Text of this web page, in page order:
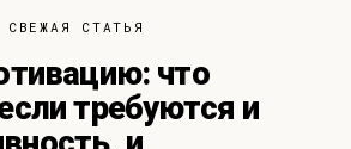
СТАТЬЯ
что
требуются и